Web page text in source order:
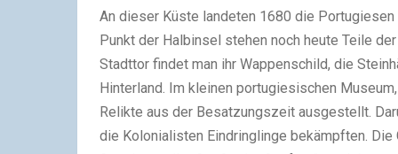
An dieser Küste landeten 1680 die
Punkt der Halbinsel stehen noch heute Teile
Stadttor findet man ihr Wappenschild, die
Hinterland. Im kleinen portugiesischen
Relikte aus der Besatzungszeit ausgestellt.
die Kolonialisten Eindringlinge bekämpften.